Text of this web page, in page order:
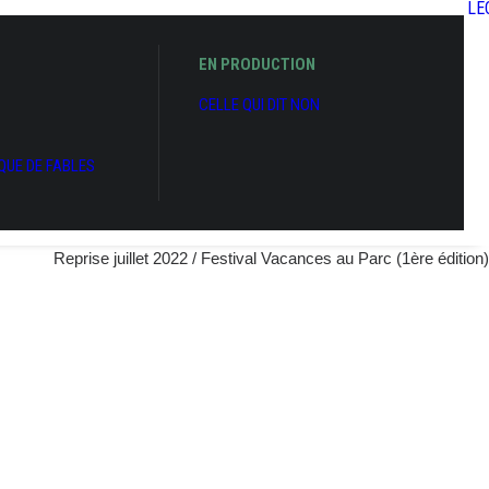
DE FABLES
EN PRODUCTION
CELLE QUI DIT NON
Reprise juillet 2022 / Festival Vacances au Parc (1ère édition)